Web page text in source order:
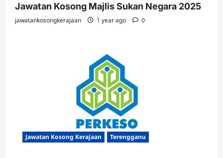
Jawatan Kosong Majlis Sukan Negara 2025
jawatankosongkerajaan 1 year ago 0
Jawatan Kosong Kerajaan Terengganu